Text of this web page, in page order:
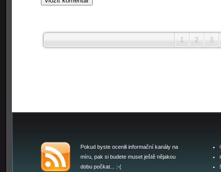
1 2 3
Pokud byste ocenili informační kanály na
míru, pak si budete muset ještě nějakou
dobu počkat... :-(